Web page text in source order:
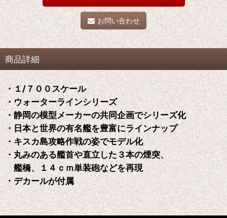
お問い合わせ
商品詳細
・１/７００スケール
・ウォーターラインシリーズ
・静岡の模型メーカーの共同企画でシリーズ化
・日本と世界の有名艦を豊富にラインナップ
・キスカ島攻略作戦の姿でモデル化
・丸みのある艦首や直立した３本の煙突、
艦橋、１４ｃｍ単装砲などを再現
・デカールが付属